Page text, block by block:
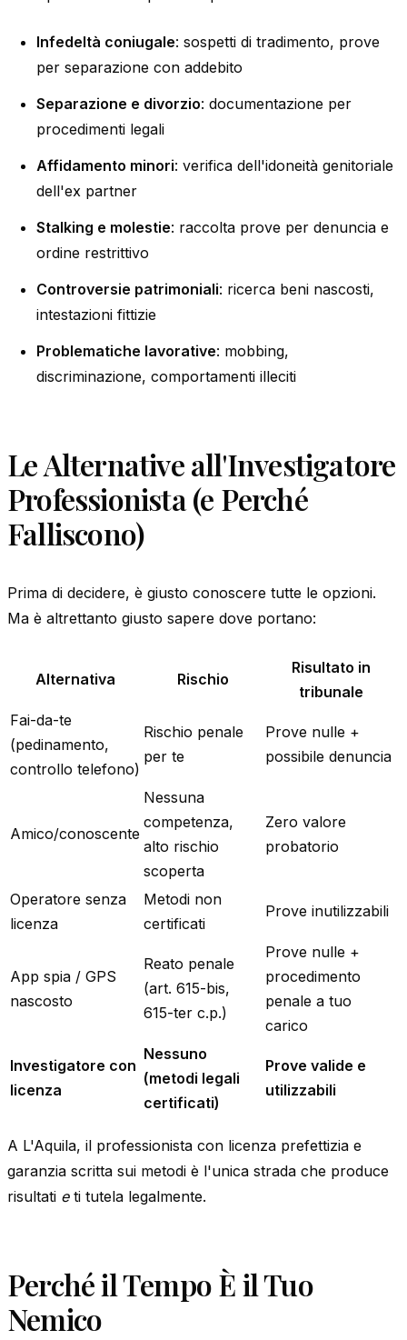
Infedeltà coniugale: sospetti di tradimento, prove
per separazione con addebito
Separazione e divorzio: documentazione per
procedimenti legali
Affidamento minori: verifica dell'idoneità genitoriale
dell'ex partner
Stalking e molestie: raccolta prove per denuncia e
ordine restrittivo
Controversie patrimoniali: ricerca beni nascosti,
intestazioni fittizie
Problematiche lavorative: mobbing,
discriminazione, comportamenti illeciti
Le Alternative all'Investigatore
Professionista (e Perché
Falliscono)
Prima di decidere, è giusto conoscere tutte le opzioni.
Ma è altrettanto giusto sapere dove portano:
Alternativa Rischio
Risultato in
tribunale
Fai-da-te
(pedinamento,
controllo telefono)
Rischio penale
per te
Prove nulle +
possibile denuncia
Amico/conoscente
Nessuna
competenza,
alto rischio
scoperta
Zero valore
probatorio
Operatore senza
licenza
Metodi non
certificati
Prove inutilizzabili
App spia / GPS
nascosto
Reato penale
(art. 615-bis,
615-ter c.p.)
Prove nulle +
procedimento
penale a tuo
carico
Investigatore con
licenza
Nessuno
(metodi legali
certificati)
Prove valide e
utilizzabili
A L'Aquila, il professionista con licenza prefettizia e
garanzia scritta sui metodi è l'unica strada che produce
risultati eti tutela legalmente.
Perché il Tempo È il Tuo
Nemico